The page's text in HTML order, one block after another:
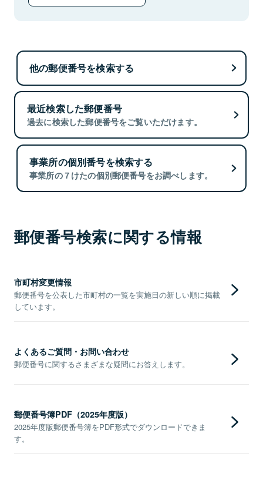
他の郵便番号を検索する
最近検索した郵便番号
過去に検索した郵便番号をご覧いただけます。
事業所の個別番号を検索する
事業所の７けたの個別郵便番号をお調べします。
郵便番号検索に関する情報
市町村変更情報
郵便番号を公表した市町村の一覧を実施日の新しい順に掲載
しています。
よくあるご質問・お問い合わせ
郵便番号に関するさまざまな疑問にお答えします。
郵便番号簿PDF（2025年度版）
2025年度版郵便番号簿をPDF形式でダウンロードできま
す。